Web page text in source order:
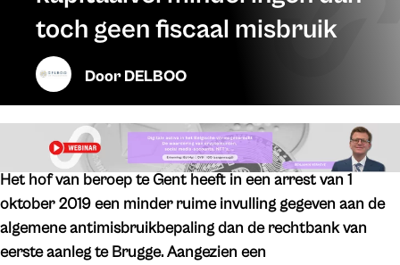
toch geen fiscaal misbruik
DoorDELBOO
Het hof van beroep te Gent heeft in een arrest van 1
oktober 2019 een minder ruime invulling gegeven aan de
algemene antimisbruikbepaling dan de rechtbank van
eerste aanleg te Brugge. Aangezien een